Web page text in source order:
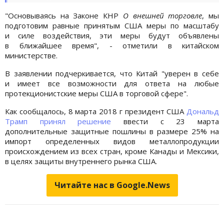
"Основываясь на Законе КНР О внешней торговле, мы
подготовим равные принятым США меры по масштабу
и силе воздействия, эти меры будут объявлены
в ближайшее время", - отметили в китайском
министерстве.
В заявлении подчеркивается, что Китай "уверен в себе
и имеет все возможности для ответа на любые
протекционистские меры США в торговой сфере".
Как сообщалось, 8 марта 2018 г президент США Дональд
Трамп принял решение ввести с 23 марта
дополнительные защитные пошлины в размере 25% на
импорт определенных видов металлопродукции
происхождением из всех стран, кроме Канады и Мексики,
в целях защиты внутреннего рынка США.
Читайте нас в Google.News